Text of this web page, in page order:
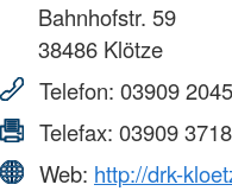
Bahnhofstr. 59
38486 Klötze
Telefon: 03909 2045
Telefax: 03909 3718
Web: http://drk-